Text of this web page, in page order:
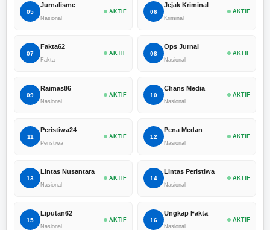
05
Jurnalisme
Nasional
AKTIF 06
Jejak Kriminal
Kriminal
AKTIF
07
Fakta62
Fakta
AKTIF 08
Ops Jurnal
Nasional
AKTIF
09
Raimas86
Nasional
AKTIF 10
Chans Media
Nasional
AKTIF
11
Peristiwa24
Peristiwa
AKTIF 12
Pena Medan
Nasional
AKTIF
13
Lintas Nusantara
Nasional
AKTIF 14
Lintas Peristiwa
Nasional
AKTIF
15
Liputan62
Nasional
AKTIF 16
Ungkap Fakta
Nasional
AKTIF